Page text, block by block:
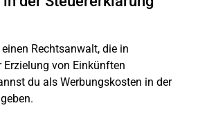
Rechtsanwalt, die in
von Einkünften
du als Werbungskosten in der